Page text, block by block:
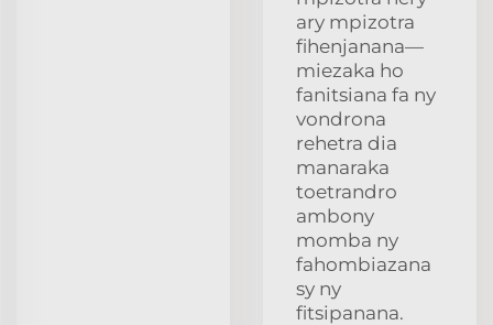
ary mpizotra
fihenjanana—
miezaka ho
fanitsiana fa ny
vondrona
rehetra dia
manaraka
toetrandro
ambony
momba ny
fahombiazana
sy ny
fitsipanana.